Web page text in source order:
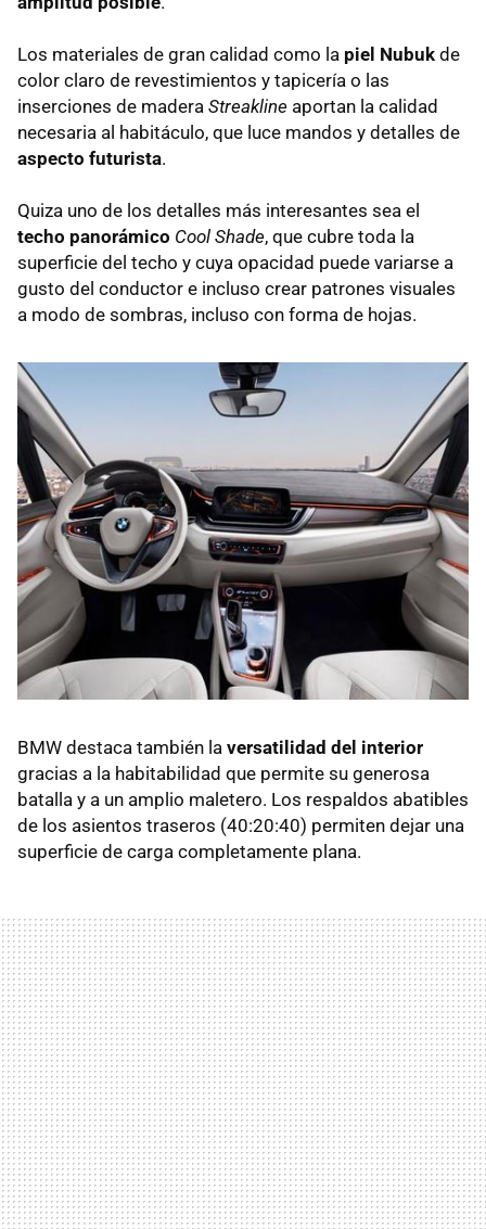
Los materiales de gran calidad como la piel Nubuk de
color claro de revestimientos y tapicería o las
inserciones de madera Streakline aportan la calidad
necesaria al habitáculo, que luce mandos y detalles de
aspecto futurista.
Quiza uno de los detalles más interesantes sea el
techo panorámico Cool Shade, que cubre toda la
superficie del techo y cuya opacidad puede variarse a
gusto del conductor e incluso crear patrones visuales
a modo de sombras, incluso con forma de hojas.
BMW destaca también la versatilidad del interior
gracias a la habitabilidad que permite su generosa
batalla y a un amplio maletero. Los respaldos abatibles
de los asientos traseros (40:20:40) permiten dejar una
superficie de carga completamente plana.